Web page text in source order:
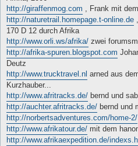
http://giraffenmog.com , Frank mit
http://naturetrail.homepage.t-online.de
170 D 12 durch Afrika
http://www.orli.ws/afrika/ zwei
http://afrika-spuren.blogspot.com
Deutz
http://www.trucktravel.nl arned aus
Kurzhauber...
http://www.afritracks.de/ bernd und
http://auchter.afritracks.de/ bernd und
http://norbertsadventures.com/home-2/
http://www.afrikatour.de/ mit dem
http://www.afrikaexpedition.de/